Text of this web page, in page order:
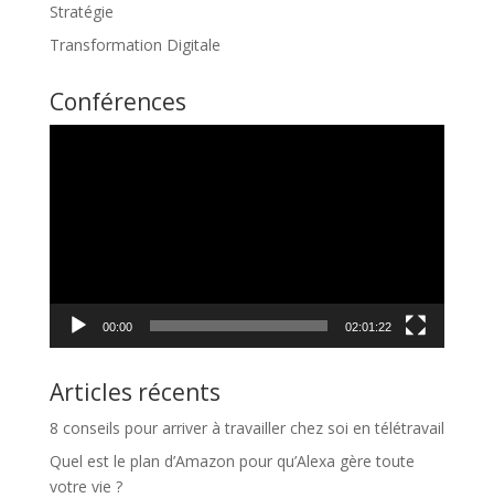
Stratégie
Transformation Digitale
Conférences
00:00 02:01:22
Articles récents
8 conseils pour arriver à travailler chez soi en télétravail
Quel est le plan d’Amazon pour qu’Alexa gère toute
votre vie ?